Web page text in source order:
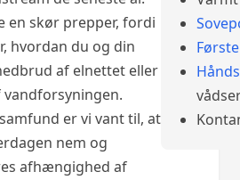
en skør prepper, fordi
hvordan du og din
af elnettet eller
er vi vant til, at
nem og
afhængighed af